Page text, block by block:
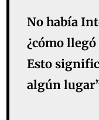
No había
¿cómo
Esto
algún